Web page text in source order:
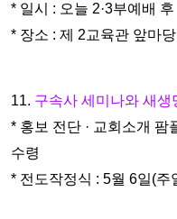
* 일시 : 오늘 2·3부예배 후
* 장소 : 제 2교육관 앞마당
11. 구속사 세미나와 새생
* 홍보 전단 · 교회소개 팜
수령
* 전도작정식 : 5월 6일(주